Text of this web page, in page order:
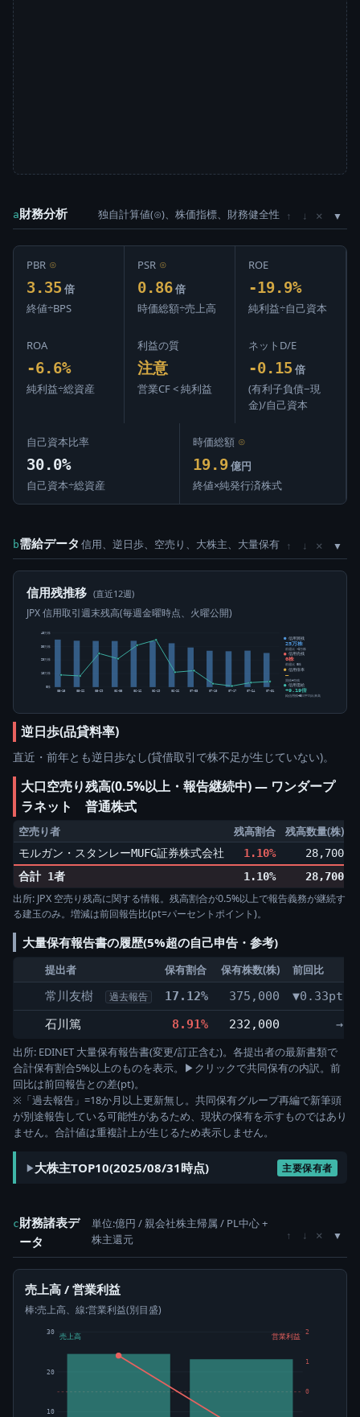
a財務分析 独自計算値(⊙)、株価指標、財務健全性 ↑ ↓ ×
PBR ⊙
3.35 倍
終値÷BPS
PSR ⊙
0.86 倍
時価総額÷売上高
ROE
-19.9%
純利益÷自己資本
ROA
-6.6%
純利益÷総資産
利益の質
注意
営業CF < 純利益
ネットD/E
-0.15 倍
(有利子負債−現
金)/自己資本
自己資本比率
30.0%
自己資本÷総資産
時価総額 ⊙
19.9 億円
終値×純発行済株式
b需給データ 信用、逆日歩、空売り、大株主、大量保有 ↑ ↓ ×
信用残推移 (直近12週)
JPX 信用取引週末残高(毎週金曜時点、火曜公開)
0株
10万株
20万株
30万株
40万株
05-15 05-22 05-29 06-05 06-12 06-19 06-26 07-03 07-10 07-17 07-24 07-31
信用買残
25万株
前週比 -2万株
信用売残
0株
前週比 0株
信用倍率
―
買残÷売残
信用需給
+9.19倍
純信用残÷5日平均出来高
逆日歩(品貸料率)
直近・前年とも逆日歩なし(貸借取引で株不足が生じていない)。
大口空売り残高(0.5%以上・報告継続中) ― ワンダープ
ラネット 普通株式
空売り者 残高割合 残高数量(株)
モルガン・スタンレーMUFG証券株式会社 1.10% 28,700
合計 1者
1.10% 28,700
出所: JPX 空売り残高に関する情報。残高割合が0.5%以上で報告義務が継続す
る建玉のみ。増減は前回報告比(pt=パーセントポイント)。
大量保有報告書の履歴(5%超の自己申告・参考)
提出者 保有割合 保有株数(株) 前回比
常川友樹
過去報告 17.12% 375,000 ▼0.33pt
石川篤
8.91% 232,000 →
出所: EDINET 大量保有報告書(変更/訂正含む)。各提出者の最新書類で
合計保有割合5%以上のものを表示。▶クリックで共同保有の内訳。前
回比は前回報告との差(pt)。
※「過去報告」=18か月以上更新無し。共同保有グループ再編で新筆頭
が別途報告している可能性があるため、現状の保有を示すものではあり
ません。合計値は重複計上が生じるため表示しません。
大株主TOP10(2025/08/31時点) 主要保有者
c財務諸表デ
ータ
単位:億円 / 親会社株主帰属 / PL中心 +
株主還元
↑ ↓ ×
売上高 / 営業利益
棒:売上高、線:営業利益(別目盛)
10
20
30
0
1
2
売上高 営業利益